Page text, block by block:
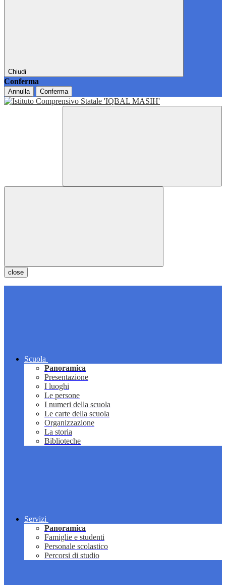
Chiudi
Conferma
Annulla Conferma
close
Scuola
Panoramica
Presentazione
I luoghi
Le persone
I numeri della scuola
Le carte della scuola
Organizzazione
La storia
Biblioteche
Servizi
Panoramica
Famiglie e studenti
Personale scolastico
Percorsi di studio